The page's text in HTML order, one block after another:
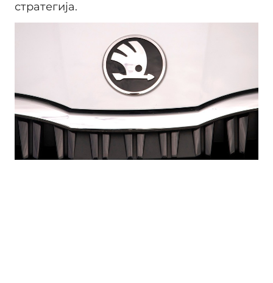
стратегија.